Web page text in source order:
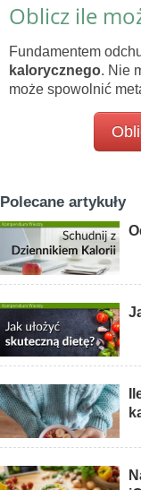
Oblicz ile
Fundamentem
kalorycznego. Nie
może spowolnić
Polecane artykuły